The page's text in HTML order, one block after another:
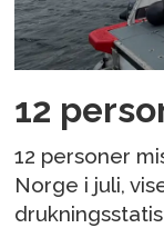
12
12 personer
Norge i juli,